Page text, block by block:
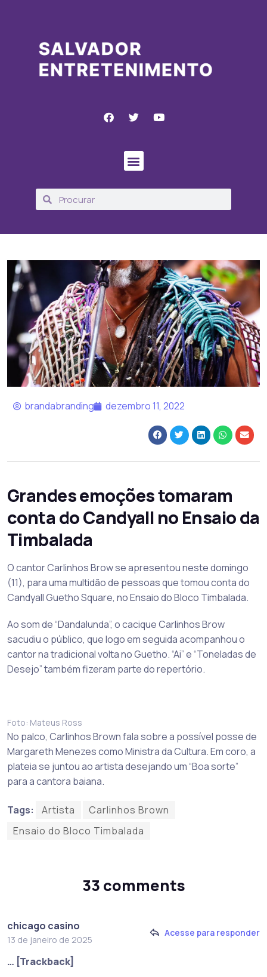
brandabranding dezembro 11, 2022
Grandes emoções tomaram
conta do Candyall no Ensaio da
Timbalada
O cantor Carlinhos Brow se apresentou neste domingo
(11), para uma multidão de pessoas que tomou conta do
Candyall Guetho Square, no Ensaio do Bloco Timbalada.
Ao som de “Dandalunda”, o cacique Carlinhos Brow
sacudiu o público, que logo em seguida acompanhou o
cantor na tradicional volta no Guetho. “Ai” e “Toneladas de
Desejo” também fizeram parte do repertório.
Foto: Mateus Ross
No palco, Carlinhos Brown fala sobre a possível posse de
Margareth Menezes como Ministra da Cultura.Em coro, a
plateia se juntou ao artista desejando um “Boa sorte”
para a cantora baiana.
Tags: Artista
Carlinhos Brown
Ensaio do Bloco Timbalada
33 comments
chicago casino
13 de janeiro de 2025
Acesse para responder
… [Trackback]